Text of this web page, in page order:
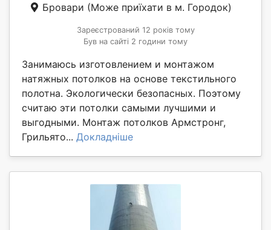
Бровари (Може приїхати в м. Городок)
Зареєстрований 12 років тому
Був на сайті 2 години тому
Занимаюсь изготовлением и монтажом
натяжных потолков на основе текстильного
полотна. Экологически безопасных. Поэтому
считаю эти потолки самыми лучшими и
выгодными. Монтаж потолков Армстронг,
Грильято... Докладніше